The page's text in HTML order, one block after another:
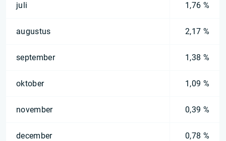
juli 1,76 %
augustus 2,17 %
september 1,38 %
oktober 1,09 %
november 0,39 %
december 0,78 %